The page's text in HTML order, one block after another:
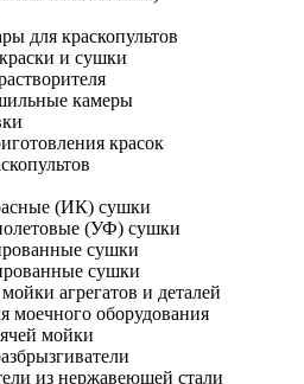
для краскопультов
и сушки
камеры
красок
(ИК) сушки
(УФ) сушки
сушки
сушки
агрегатов и деталей
моечного оборудования
мойки
из нержавеющей стали